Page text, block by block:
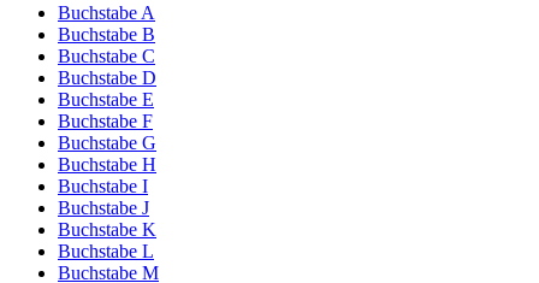
Buchstabe A
Buchstabe B
Buchstabe C
Buchstabe D
Buchstabe E
Buchstabe F
Buchstabe G
Buchstabe H
Buchstabe I
Buchstabe J
Buchstabe K
Buchstabe L
Buchstabe M